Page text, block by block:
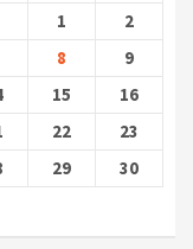
1
2
8
9
15
16
22
23
29
30